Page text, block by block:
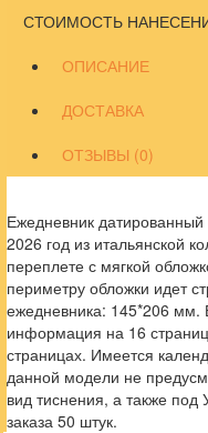
СТОИМОСТЬ
ОПИСАНИЕ
ДОСТАВКА
ОТЗЫВЫ (0)
Ежедневник
2026 год из итальянской
переплете с мягкой
периметру обложки идет
ежедневника: 145*206 мм.
информация на 16
страницах. Имеется
данной модели не
вид тиснения, а также
заказа 50 штук.